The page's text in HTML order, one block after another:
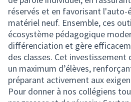
réservés et en favorisant l'auto-
matériel neuf. Ensemble, ces
écosystème pédagogique
différenciation et gère
des classes. Cet investissement
un maximum d’élèves,
préparant activement aux
Pour donner à nos collégiens